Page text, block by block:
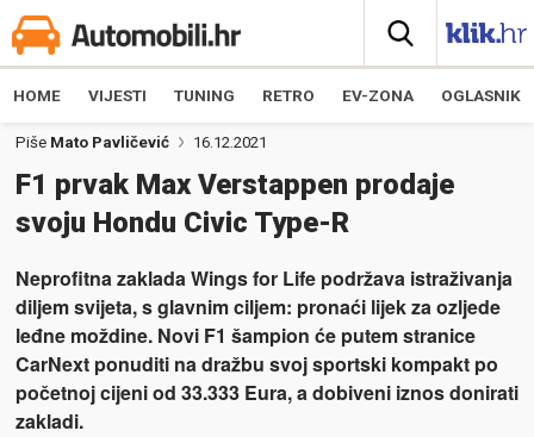
HOME VIJESTI TUNING RETRO EV-ZONA OGLASNIK
Piše Mato Pavličević 16.12.2021
F1 prvak Max Verstappen prodaje
svoju Hondu Civic Type-R
Neprofitna zaklada Wings for Life podržava istraživanja
diljem svijeta, s glavnim ciljem: pronaći lijek za ozljede
leđne moždine. Novi F1 šampion će putem stranice
CarNext ponuditi na dražbu svoj sportski kompakt po
početnoj cijeni od 33.333 Eura, a dobiveni iznos donirati
zakladi.